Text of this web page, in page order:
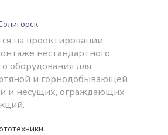
на проектировании,
нестандартного
оборудования для
и горнодобывающей
и несущих, ограждающих